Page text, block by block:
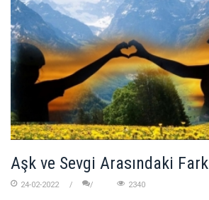
Aşk ve Sevgi Arasındaki Fark
24-02-2022 2340